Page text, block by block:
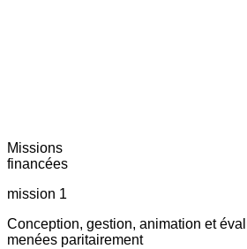
Missions
financées
mission 1
Conception, gestion, animation et
menées paritairement